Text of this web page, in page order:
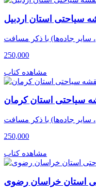
سیاحتی استان اردبیل
250,000
مشاهده کتاب
سیاحتی استان کرمان
250,000
مشاهده کتاب
استان خراسان رضوى